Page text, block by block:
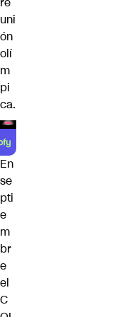
uni
ón
olí
m
pi
ca.
En
se
pti
e
m
br
e
el
C